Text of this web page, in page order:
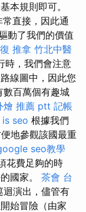
本規則即可。
直接，因此通
動了我們的價值
推拿 竹北中醫
時，我們會注意
線圖中，因此您
數百萬個有趣城
燴 推薦 ptt 記帳
seo 根據我們
地參觀該國最重
seo教學
花費足夠的時
國家。 茶會 台
迴演出，儘管有
始冒險（由家